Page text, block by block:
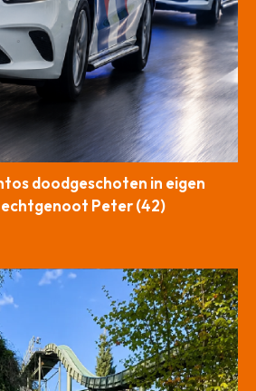
doodgeschoten in eigen
echtgenoot Peter (42)